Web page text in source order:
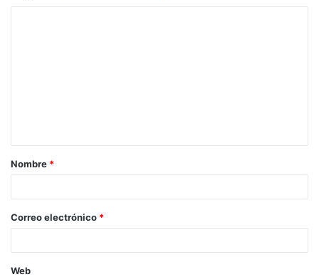
a
r
*
Nombre *
Correo electrónico *
Web